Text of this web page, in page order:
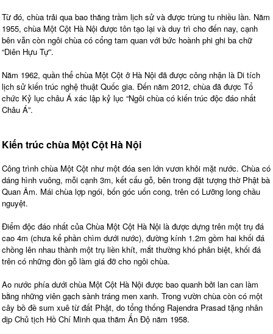
Từ đó, chùa trải qua bao thăng trầm lịch sử và được trùng tu nhiều lần. Năm
1955, chùa Một Cột Hà Nội được tôn tạo lại và duy trì cho đến nay, cạnh
bên vẫn còn ngôi chùa có cổng tam quan với bức hoành phi ghi ba chữ
“Diên Hựu Tự”.
Năm 1962, quần thể chùa Một Cột ở Hà Nội đã được công nhận là Di tích
lịch sử kiến trúc nghệ thuật Quốc gia. Đến năm 2012, chùa đã được Tổ
chức Kỷ lục châu Á xác lập kỷ lục “Ngôi chùa có kiến trúc độc đáo nhất
Châu Á”.
Kiến trúc chùa Một Cột Hà Nội
Công trình chùa Một Cột như một đóa sen lớn vươn khỏi mặt nước. Chùa có
dáng hình vuông, mỗi cạnh 3m, kết cấu gỗ, bên trong đặt tượng thờ Phật bà
Quan Âm. Mái chùa lợp ngói, bốn góc uốn cong, trên có Lưỡng long chầu
nguyệt.
Điểm độc đáo nhất của Chùa Một Cột Hà Nội là được dựng trên một trụ đá
cao 4m (chưa kể phần chìm dưới nước), đường kính 1.2m gồm hai khối đá
chồng lên nhau thành một trụ liền khít, mắt thường khó phân biệt, khối đá
trên có những đòn gỗ làm giá đỡ cho ngôi chùa.
Ao nước phía dưới chùa Một Cột Hà Nội được bao quanh bởi lan can làm
bằng những viên gạch sành tráng men xanh. Trong vườn chùa còn có một
cây bồ đề sum xuê từ đất Phật, do tổng thống Rajendra Prasad tặng nhân
dịp Chủ tịch Hồ Chí Minh qua thăm Ấn Độ năm 1958.